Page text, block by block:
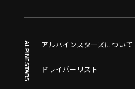
ALPINESTARS アルパインスターズについて
ドライバーリスト